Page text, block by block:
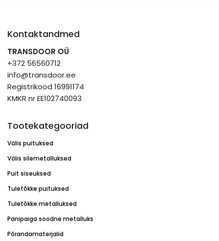
Kontaktandmed
TRANSDOOR OÜ
+372 56560712
info@transdoor.ee
Registrikood 16991174
KMKR nr EE102740093
Tootekategooriad
Välis puituksed
Välis silemetalluksed
Puit siseuksed
Tuletõkke puituksed
Tuletõkke metalluksed
Panipaiga soodne metalluks
Põrandamaterjalid